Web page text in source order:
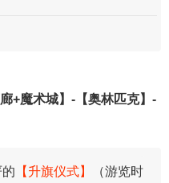
+魔术城】-【奥林匹克】-
【升旗仪式】
（游览时